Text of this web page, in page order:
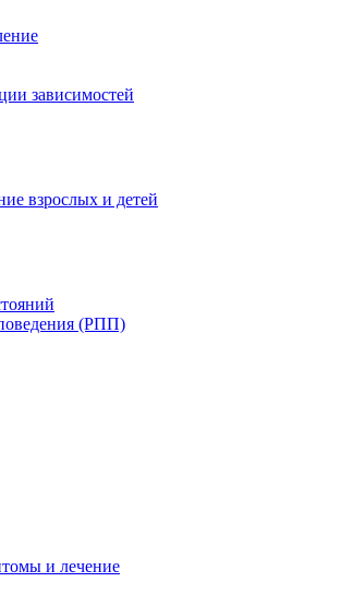
зависимостей
взрослых и детей
(РПП)
и лечение